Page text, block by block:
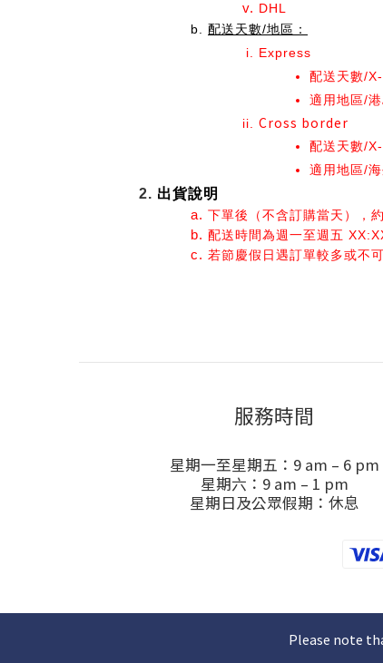
DHL
配送天數/地區：
Express
配送天數/
適用地區/
Cross border
配送天數/
適用地區/
出貨說明
下單後（不含訂購當天），
配送時間為週一至週五
若節慶假日遇訂單較多或不
服務時間
星期一至星期五：9 am – 6 pm
星期六：9 am – 1 pm
星期日及公眾假期：休息
Please note